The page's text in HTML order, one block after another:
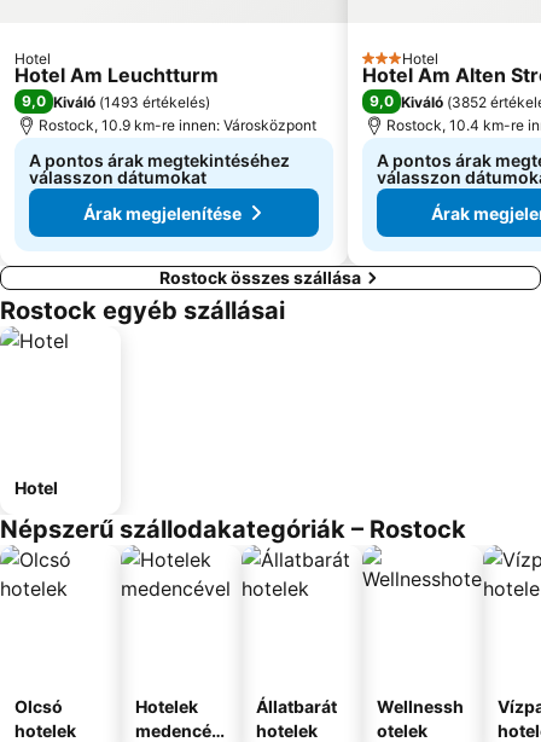
Hotel
Hotel Am Leuchtturm
9,0 Kiváló (1493 értékelés)
Rostock, 10.9 km-re innen: Városközpont
A pontos árak megtekintéséhez
válasszon dátumokat
Árak megjelenítése
3 Kategória
Hotel
Hotel Am Alten
9,0 Kiváló (3852
Rostock, 10.4 km-re
A pontos árak
válasszon
Árak
Rostock összes szállása
Rostock egyéb szállásai
Hotel
Népszerű szállodakategóriák – Rostock
Olcsó
hotelek
Hotelek
medencév
Állatbarát
hotelek
Wellnessh
otelek